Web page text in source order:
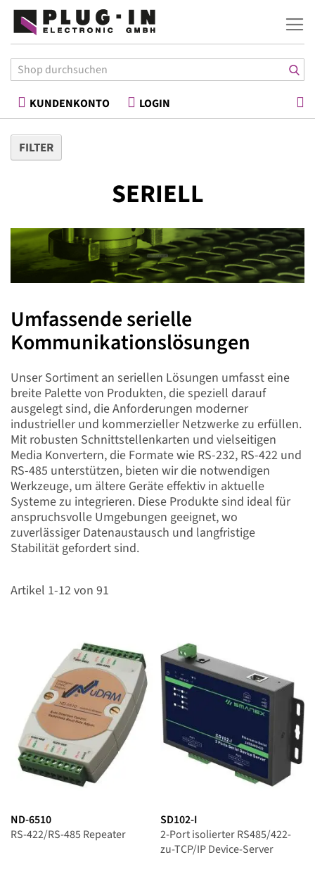
KUNDENKONTO LOGIN
SERIELL
Umfassende serielle
Kommunikationslösungen
Unser Sortiment an seriellen Lösungen umfasst eine
breite Palette von Produkten, die speziell darauf
ausgelegt sind, die Anforderungen moderner
industrieller und kommerzieller Netzwerke zu erfüllen.
Mit robusten Schnittstellenkarten und vielseitigen
Media Konvertern, die Formate wie RS-232, RS-422 und
RS-485 unterstützen, bieten wir die notwendigen
Werkzeuge, um ältere Geräte effektiv in aktuelle
Systeme zu integrieren. Diese Produkte sind ideal für
anspruchsvolle Umgebungen geeignet, wo
zuverlässiger Datenaustausch und langfristige
Stabilität gefordert sind.
Artikel 1-12 von 91
ND-6510
RS-422/RS-485 Repeater
SD102-I
2-Port isolierter RS485/422-
zu-TCP/IP Device-Server
FILTER